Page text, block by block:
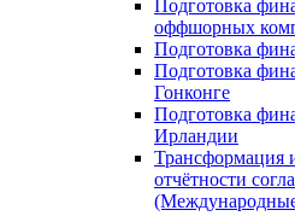
Подготовка
оффшорных
Подготовка
Подготовка
Гонконге
Подготовка
Ирландии
Трансформация
отчётности